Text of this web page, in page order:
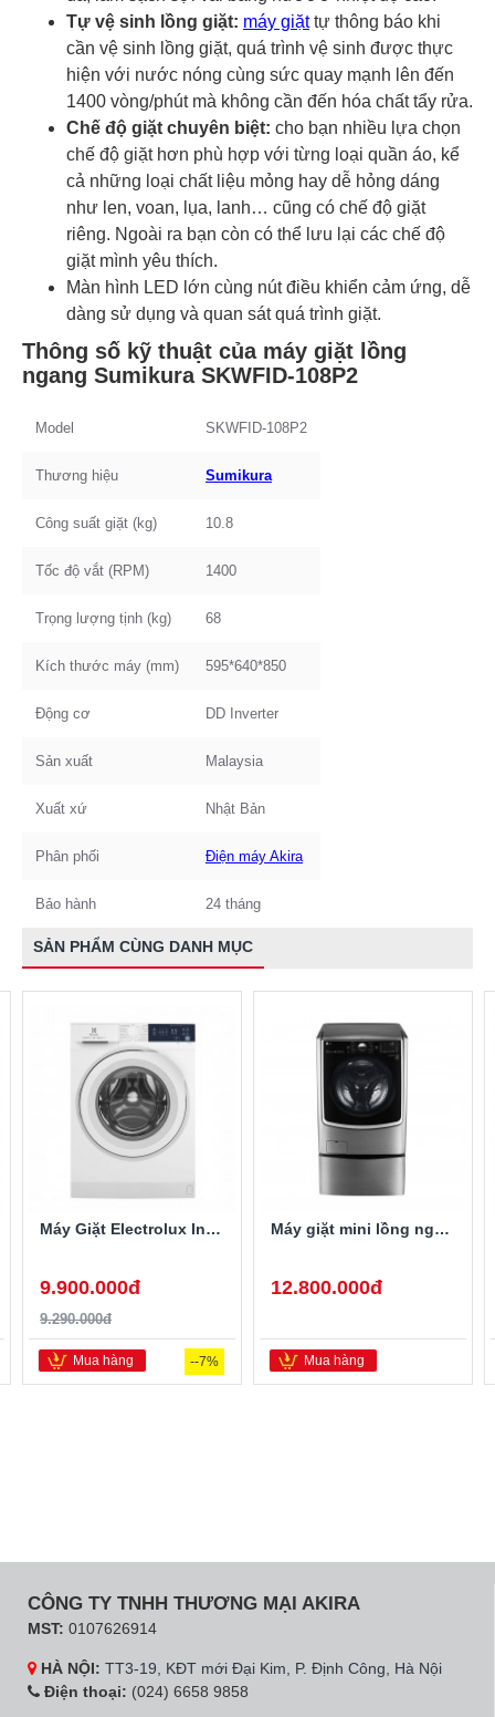
Tự vệ sinh lồng giặt: máy giặttự thông báo khi
cần vệ sinh lồng giặt, quá trình vệ sinh được thực
hiện với nước nóng cùng sức quay mạnh lên đến
1400 vòng/phút mà không cần đến hóa chất tẩy rửa.
Chế độ giặt chuyên biệt: cho bạn nhiều lựa chọn
chế độ giặt hơn phù hợp với từng loại quần áo, kể
cả những loại chất liệu mỏng hay dễ hỏng dáng
như len, voan, lụa, lanh… cũng có chế độ giặt
riêng. Ngoài ra bạn còn có thể lưu lại các chế độ
giặt mình yêu thích.
Màn hình LED lớn cùng nút điều khiển cảm ứng, dễ
dàng sử dụng và quan sát quá trình giặt.
Thông số kỹ thuật của máy giặt lồng
ngang Sumikura SKWFID-108P2
Model SKWFID-108P2
Thương hiệu Sumikura
Công suất giặt (kg) 10.8
Tốc độ vắt (RPM) 1400
Trọng lượng tịnh (kg) 68
Kích thước máy (mm) 595*640*850
Động cơ DD Inverter
Sản xuất Malaysia
Xuất xứ Nhật Bản
Phân phối Điện máy Akira
Bảo hành 24 tháng
SẢN PHẨM CÙNG DANH MỤC
Máy Giặt Electrolux Inverter 10 Kg EWF1024D3WB
9.900.000đ
9.290.000đ
--7%
Mua hàng
Máy giặt mini lồng ngang Twinwash LG T2735NWLV 3.5Kg
12.800.000đ
Mua hàng
CÔNG TY TNHH THƯƠNG MẠI AKIRA
MST: 0107626914
HÀ NỘI: TT3-19, KĐT mới Đại Kim, P. Định Công, Hà Nội
Điện thoại: (024) 6658 9858